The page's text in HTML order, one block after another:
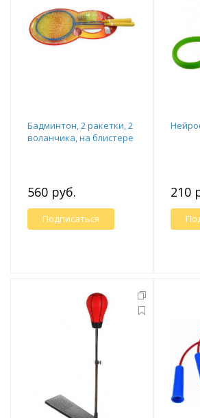
Бадминтон, 2 ракетки, 2
воланчика, на блистере
560 руб.
Подписаться
210